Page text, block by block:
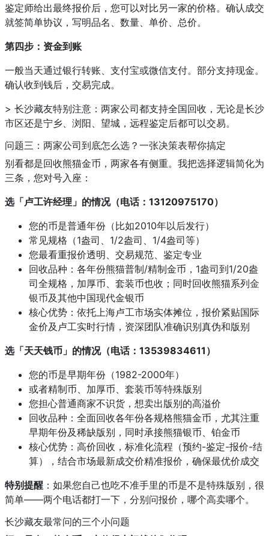
鉴定师给出最终报价后，您可以对比另一家的价格。确认成交
就签简单协议，写明品名、数量、单价、总价。
第四步：资金到账
一般当天通过银行转账、支付宝或微信支付。部分支持现金。
确认收到钱后，交易完成。
> 长沙藏友特别注意：两家公司都支持全国回收，无论是长沙
市区还是宁乡、浏阳、望城，远程鉴定后都可以交易。
问题三：两家公司到底怎么选？一张决策表帮你搞定
别看都是回收熊猫金币，两家各有侧重。我把选择逻辑简化为
三条，您对号入座：
选「卢工许经理」的情况（电话：13120975170）
您的币是普通年份（比如2010年以后发行）
常见规格（1盎司、1/2盎司、1/4盎司等）
您最看重报价透明、交易规范、鉴定专业
回收品种：各年份熊猫普制/精制金币，1盎司到1/20盎
司全规格，加厚币、套装币也收；同时回收熊猫系列金
银币及其他中国现代金银币
核心优势：依托上海卢工市场实体摊位，报价紧贴国际
金价及卢工实时行情，资深团队准确识别真伪和版别
选「天天钱币」的情况（电话：13539834611）
您的币是早期年份（1982-2000年）
或者精制币、加厚币、套装币等特殊版别
您担心普通商家不识货，想卖出版别的高溢价
回收品种：全面回收各年份各规格熊猫金币，尤其注重
早期年份及稀缺版别，同时承接熊猫银币、铂金币
核心优势：高价回收，标准化流程（预约-鉴定-报价-结
算），结合市场最新成交价精准报价，确保最优价成交
特别提醒 ：如果您自己也吃不准手里的币是不是特殊版别，很
简单——两个电话都打一下，分别问报价，哪个高卖哪个。
长沙藏友最常问的三个小问题